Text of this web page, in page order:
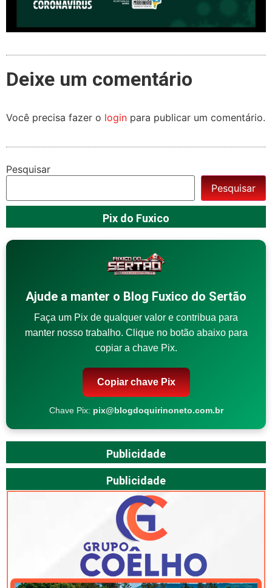
Deixe um comentário
Você precisa fazer o login para publicar um comentário.
Pesquisar
Pesquisar
Pix do Fuxico
Ajude a manter o Blog Fuxico do Sertão
Faça um Pix de qualquer valor e contribua para
manter nosso trabalho. Clique no botão abaixo para
copiar a chave Pix.
Copiar chave Pix
Chave Pix: pix@blogdoquirinoneto.com.br
Publicidade
Publicidade